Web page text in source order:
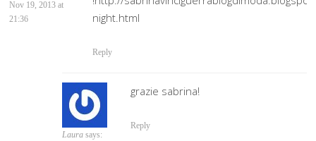
Nov 19, 2013 at
21:36
night.html
Reply
Laura says:
grazie sabrina!
Reply